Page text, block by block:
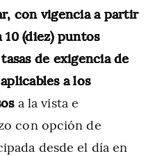
con vigencia a partir
(diez) puntos
de exigencia de
a los
a la vista e
con opción de
desde el día en